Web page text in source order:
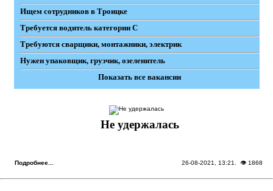
Ищем сотрудников в Троицке
Требуется водитель категории С
Требуются сварщики, монтажники, электрик
Нужен упаковщик, грузчик, озеленитель
Показать все вакансии
Не удержалась
Подробнее... 26-08-2021, 13:21 . 👁 1868